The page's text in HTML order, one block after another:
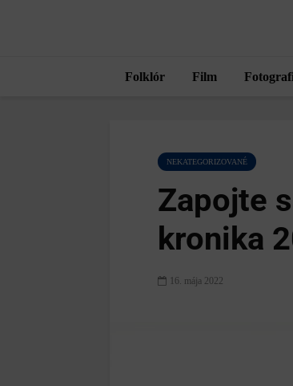
Folklór Film
NEKATEGORIZOVANÉ
Zapojte
kronika
16. mája 2022